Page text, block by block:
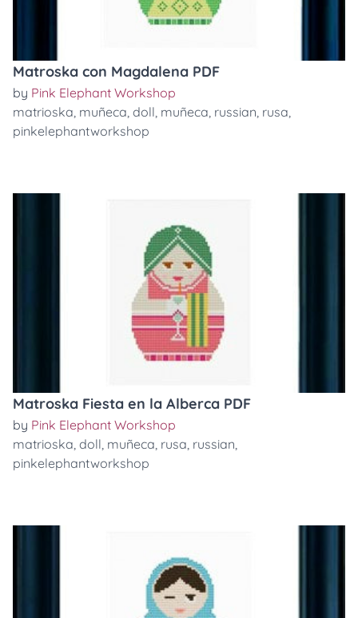
Matroska con Magdalena PDF
by Pink Elephant Workshop
matrioska, muñeca, doll, muñeca, russian, rusa,
pinkelephantworkshop
Matroska Fiesta en la Alberca PDF
by Pink Elephant Workshop
matrioska, doll, muñeca, rusa, russian,
pinkelephantworkshop